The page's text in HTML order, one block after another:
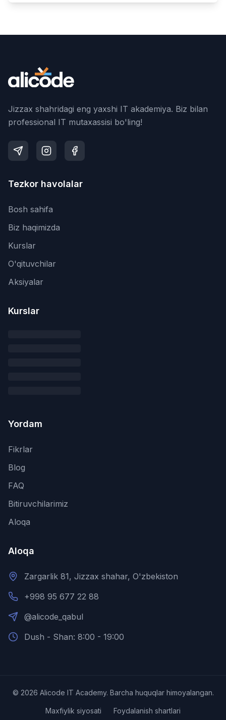
Jizzax shahridagi eng yaxshi IT akademiya. Biz bilan
professional IT mutaxassisi bo'ling!
Tezkor havolalar
Bosh sahifa
Biz haqimizda
Kurslar
O'qituvchilar
Aksiyalar
Kurslar
Yordam
Fikrlar
Blog
FAQ
Bitiruvchilarimiz
Aloqa
Aloqa
Zargarlik 81, Jizzax shahar, O'zbekiston
+998 95 677 22 88
@alicode_qabul
Dush - Shan: 8:00 - 19:00
© 2026 Alicode IT Academy. Barcha huquqlar himoyalangan.
Maxfiylik siyosati Foydalanish shartlari